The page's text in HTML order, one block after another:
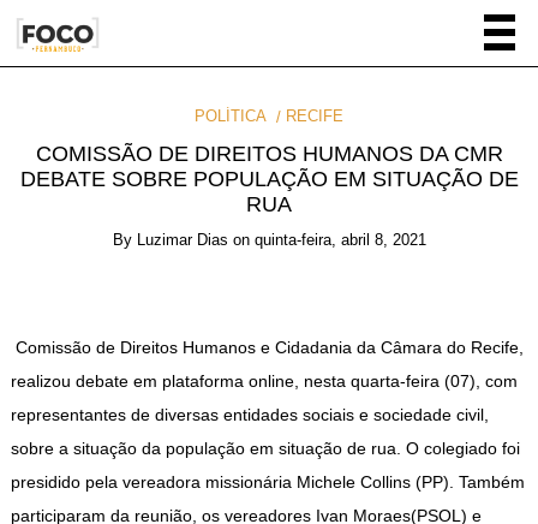
POLÍTICA RECIFE
COMISSÃO DE DIREITOS HUMANOS DA CMR
DEBATE SOBRE POPULAÇÃO EM SITUAÇÃO DE
RUA
By Luzimar Dias on quinta-feira, abril 8, 2021
Comissão de Direitos Humanos e Cidadania da Câmara do Recife,
realizou debate em plataforma online, nesta quarta-feira (07), com
representantes de diversas entidades sociais e sociedade civil,
sobre a situação da população em situação de rua. O colegiado foi
presidido pela vereadora missionária Michele Collins (PP). Também
participaram da reunião, os vereadores Ivan Moraes(PSOL) e